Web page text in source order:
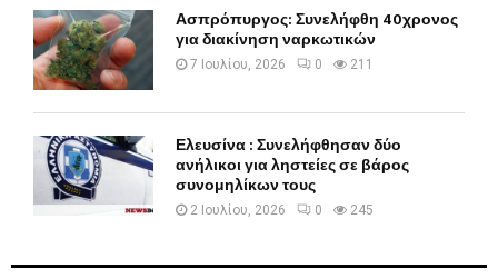
Ασπρόπυργος: Συνελήφθη 40χρονος
για διακίνηση ναρκωτικών
7 Ιουλίου, 2026 0 211
Ελευσίνα : Συνελήφθησαν δύο
ανήλικοι για ληστείες σε βάρος
συνομηλίκων τους
2 Ιουλίου, 2026 0 245